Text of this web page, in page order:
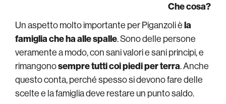
Che cosa?
Un aspetto molto importante per Piganzoli èla
famiglia che ha alle spalle. Sono delle persone
veramente a modo, con sani valori e sani principi, e
rimangonosempre tutti coi piedi per terra. Anche
questo conta, perché spesso si devono fare delle
scelte e la famiglia deve restare un punto saldo.